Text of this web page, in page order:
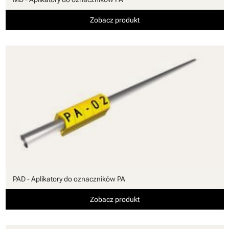
Zobacz produkt
PAD - Aplikatory do oznaczników PA
Zobacz produkt